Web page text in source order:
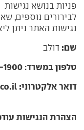
פניות בנושא נגישות
לבירורים נוספים,
נגישות האתר ניתן
שם: דולב
טלפון במשרד: 1900
דואר אלקטרוני:
הצהרת הנגישות